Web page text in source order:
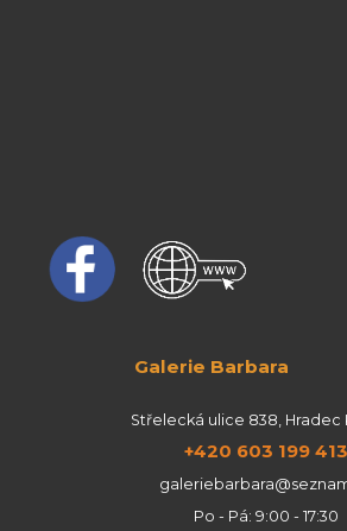
Galerie Barbara
Střelecká ulice 838, Hradec
+420 603 199 413
Po - Pá: 9:00 - 17:30